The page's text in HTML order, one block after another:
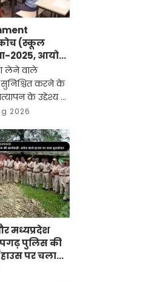
कोच (स्कूल
2025, आयोग
विचारित
लेने वाले
सुनिश्चित करने के
के उद्देश्य से
2026
मध्यप्रदेश
पुलिस की
हाउस पर चला